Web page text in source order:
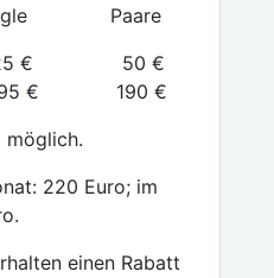
Paare
€ 50 €
€ 190 €
möglich.
220 Euro; im
einen Rabatt